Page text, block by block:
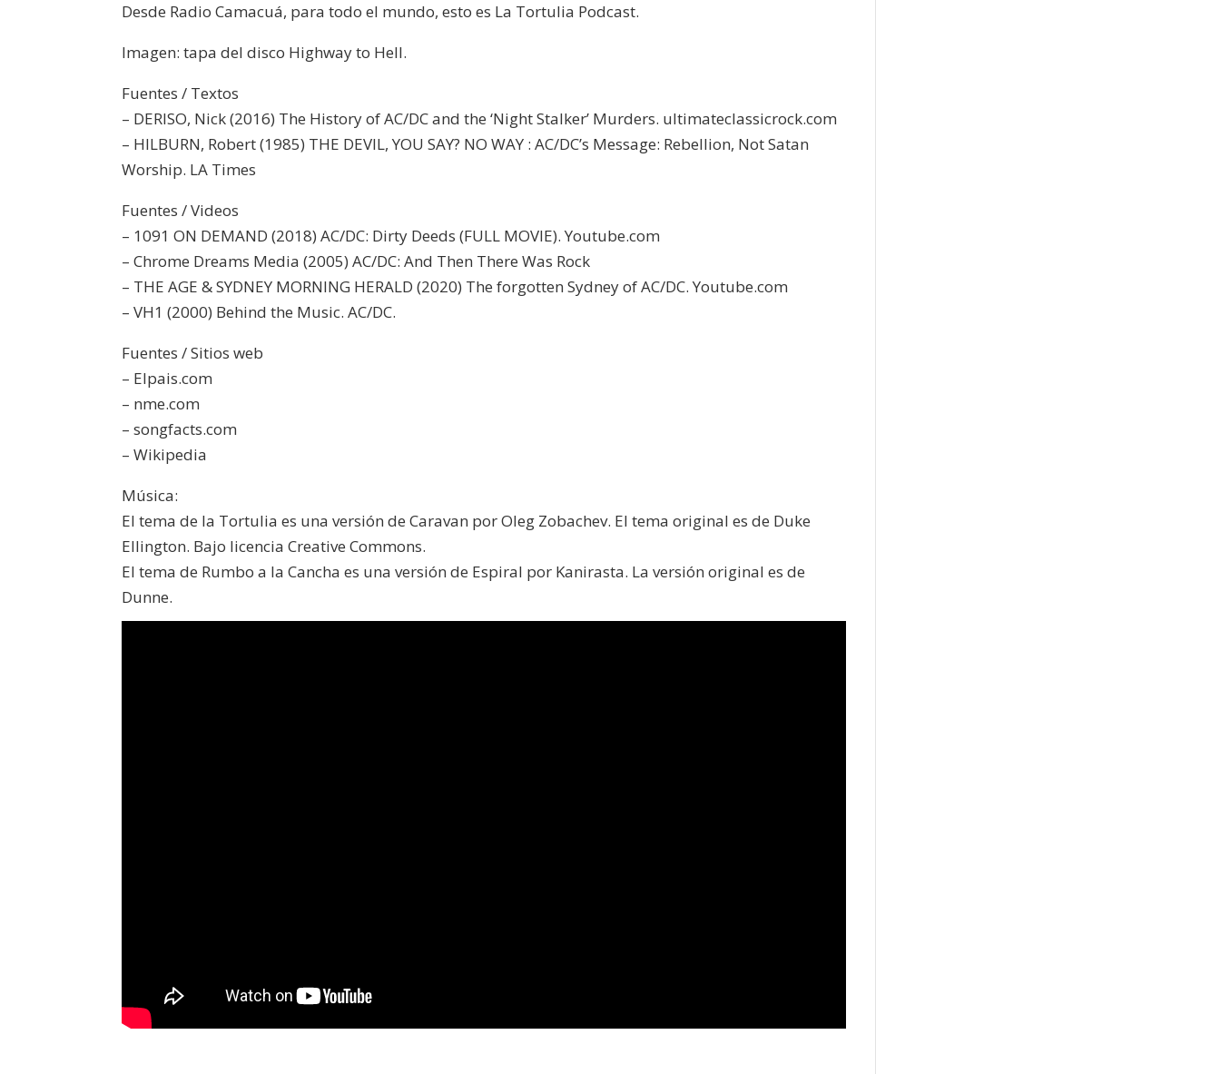
Desde Radio Camacuá, para todo el mundo, esto es La Tortulia Podcast.
Imagen: tapa del disco Highway to Hell.
Fuentes / Textos
– DERISO, Nick (2016) The History of AC/DC and the ‘Night Stalker’ Murders. ultimateclassicrock.com
– HILBURN, Robert (1985) THE DEVIL, YOU SAY? NO WAY : AC/DC’s Message: Rebellion, Not Satan
Worship. LA Times
Fuentes / Videos
– 1091 ON DEMAND (2018) AC/DC: Dirty Deeds (FULL MOVIE). Youtube.com
– Chrome Dreams Media (2005) AC/DC: And Then There Was Rock
– THE AGE & SYDNEY MORNING HERALD (2020) The forgotten Sydney of AC/DC. Youtube.com
– VH1 (2000) Behind the Music. AC/DC.
Fuentes / Sitios web
– Elpais.com
– nme.com
– songfacts.com
– Wikipedia
Música:
El tema de la Tortulia es una versión de Caravan por Oleg Zobachev. El tema original es de Duke
Ellington. Bajo licencia Creative Commons.
El tema de Rumbo a la Cancha es una versión de Espiral por Kanirasta. La versión original es de
Dunne.